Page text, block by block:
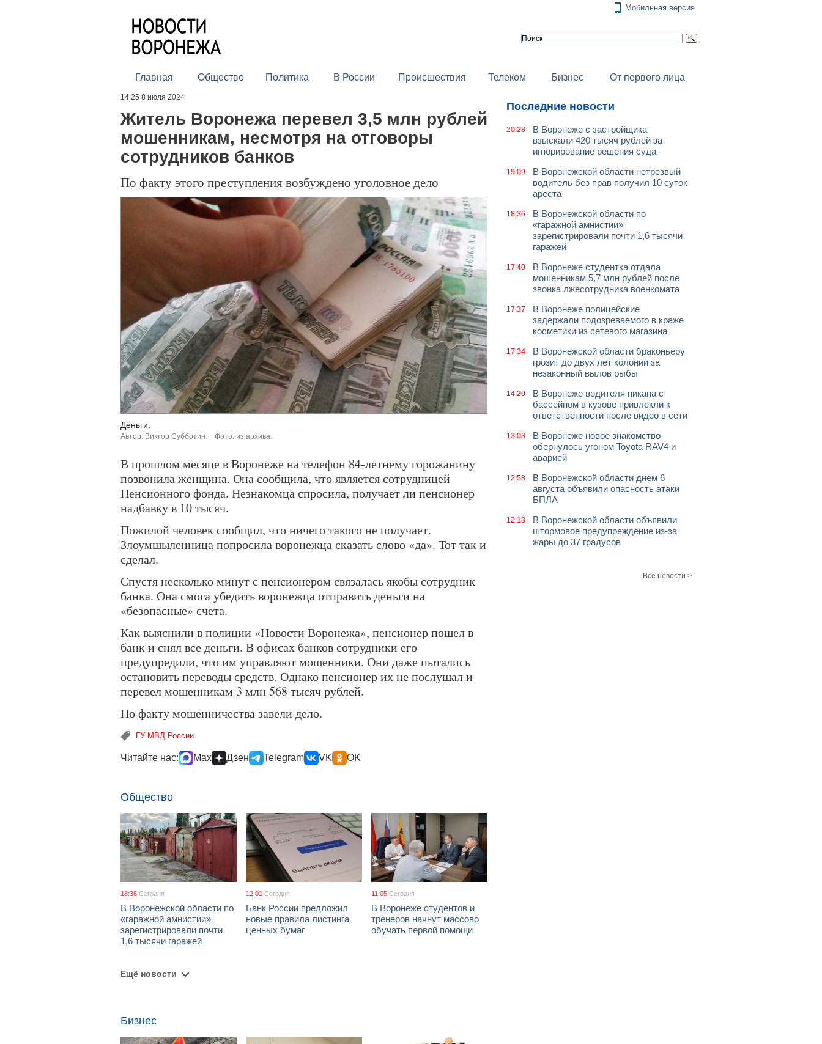
Мобильная версия
Главная Общество Политика В России Происшествия Телеком Бизнес От первого лица
14:25 8 июля 2024
Житель Воронежа перевел 3,5 млн рублей
мошенникам, несмотря на отговоры
сотрудников банков
По факту этого преступления возбуждено уголовное дело
Деньги.
Автор: Виктор Субботин. Фото: из архива.
В прошлом месяце в Воронеже на телефон 84-летнему горожанину
позвонила женщина. Она сообщила, что является сотрудницей
Пенсионного фонда. Незнакомца спросила, получает ли пенсионер
надбавку в 10 тысяч.
Пожилой человек сообщил, что ничего такого не получает.
Злоумшыленница попросила воронежца сказать слово «да». Тот так и
сделал.
Спустя несколько минут с пенсионером связалась якобы сотрудник
банка. Она смога убедить воронежца отправить деньги на
«безопасные» счета.
Как выяснили в полиции «Новости Воронежа», пенсионер пошел в
банк и снял все деньги. В офисах банков сотрудники его
предупредили, что им управляют мошенники. Они даже пытались
остановить переводы средств. Однако пенсионер их не послушал и
перевел мошенникам 3 млн 568 тысяч рублей.
По факту мошенничества завели дело.
ГУ МВД России
Читайте нас: Max Дзен Telegram VK OK
Общество
18:36 Сегодня
В Воронежской области по
«гаражной амнистии»
зарегистрировали почти
1,6 тысячи гаражей
12:01 Сегодня
Банк России предложил
новые правила листинга
ценных бумаг
11:05 Сегодня
В Воронеже студентов и
тренеров начнут массово
обучать первой помощи
Ещё новости
Бизнес
Последние новости
20:28
В Воронеже с застройщика
взыскали 420 тысяч рублей за
игнорирование решения суда
19:09
В Воронежской области нетрезвый
водитель без прав получил 10 суток
ареста
18:36
В Воронежской области по
«гаражной амнистии»
зарегистрировали почти 1,6 тысячи
гаражей
17:40
В Воронеже студентка отдала
мошенникам 5,7 млн рублей после
звонка лжесотрудника военкомата
17:37
В Воронеже полицейские
задержали подозреваемого в краже
косметики из сетевого магазина
17:34
В Воронежской области браконьеру
грозит до двух лет колонии за
незаконный вылов рыбы
14:20
В Воронеже водителя пикапа с
бассейном в кузове привлекли к
ответственности после видео в сети
13:03
В Воронеже новое знакомство
обернулось угоном Toyota RAV4 и
аварией
12:58
В Воронежской области днем 6
августа объявили опасность атаки
БПЛА
12:18
В Воронежской области объявили
штормовое предупреждение из-за
жары до 37 градусов
Все новости >